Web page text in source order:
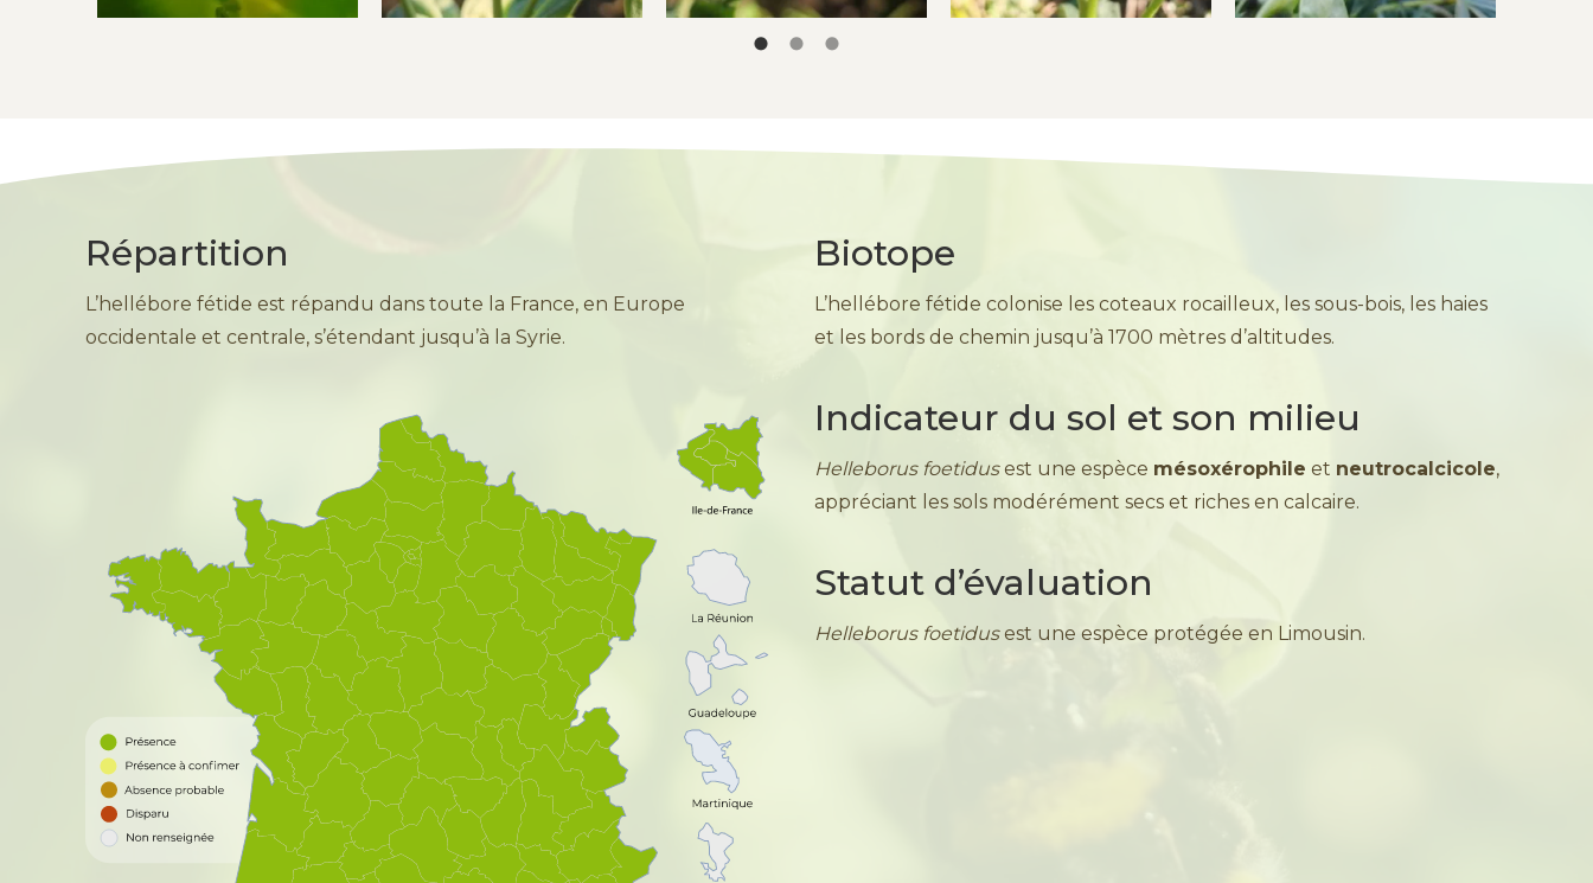
Répartition
L’hellébore fétide est répandu dans toute la France, en Europe
occidentale et centrale, s’étendant jusqu’à la Syrie.
Biotope
L’hellébore fétide colonise les coteaux rocailleux, les sous-bois, les haies
et les bords de chemin jusqu’à 1700 mètres d’altitudes.
Indicateur du sol et son milieu
Helleborus foetidusest une espèce mésoxérophile et neutrocalcicole,
appréciant les sols modérément secs et riches en calcaire.
Statut d’évaluation
Helleborus foetidusest une espèce protégée en Limousin.